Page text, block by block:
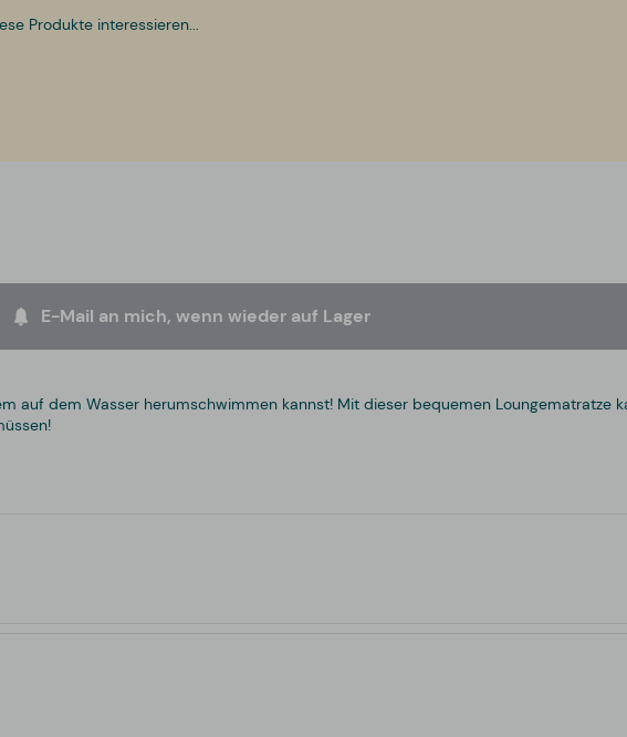
Produkte interessieren...
E-Mail an mich, wenn wieder auf Lager
auf dem Wasser herumschwimmen kannst! Mit dieser bequemen Loungematratze